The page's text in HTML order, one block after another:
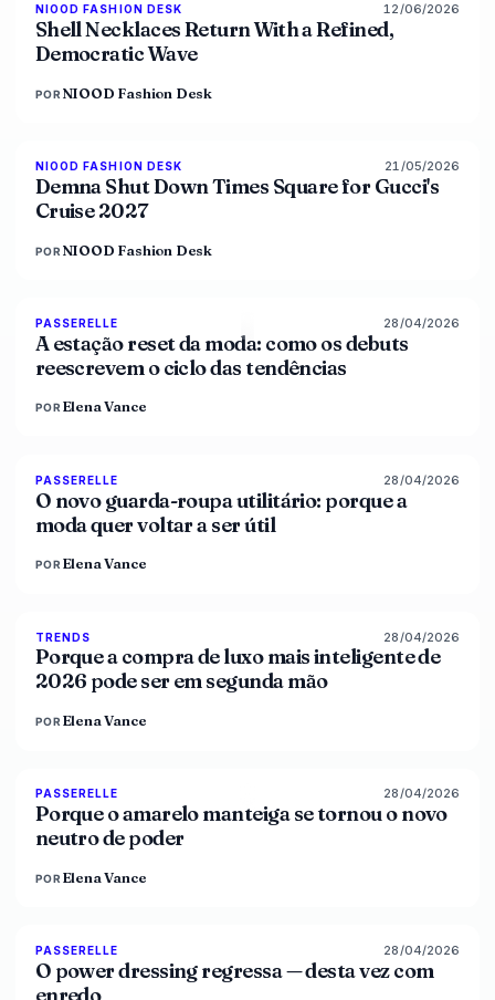
LIVE BRIEF
NIOOD FASHION DESK 12/06/2026
Shell Necklaces Return With a Refined,
Democratic Wave
POR NIOOD Fashion Desk
LIVE BRIEF
NIOOD FASHION DESK 21/05/2026
Demna Shut Down Times Square for Gucci's
Cruise 2027
POR NIOOD Fashion Desk
88% 72
PASSERELLE 28/04/2026
A estação reset da moda: como os debuts
reescrevem o ciclo das tendências
POR Elena Vance
87% 47
PASSERELLE 28/04/2026
O novo guarda-roupa utilitário: porque a
moda quer voltar a ser útil
POR Elena Vance
89% 49
TRENDS 28/04/2026
Porque a compra de luxo mais inteligente de
2026 pode ser em segunda mão
POR Elena Vance
86% 86
PASSERELLE 28/04/2026
Porque o amarelo manteiga se tornou o novo
neutro de poder
POR Elena Vance
86% 61
PASSERELLE 28/04/2026
O power dressing regressa — desta vez com